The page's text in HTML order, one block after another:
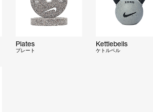
Plates
プレート
Kettlebells
ケトルベル